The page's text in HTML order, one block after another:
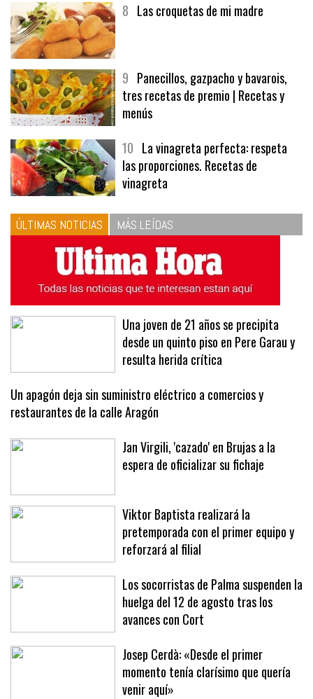
8 Las croquetas de mi madre
9 Panecillos, gazpacho y bavarois,
tres recetas de premio | Recetas y
menús
10 La vinagreta perfecta: respeta
las proporciones. Recetas de
vinagreta
ÚLTIMAS NOTICIAS MÁS LEÍDAS
Una joven de 21 años se precipita
desde un quinto piso en Pere Garau y
resulta herida crítica
Un apagón deja sin suministro eléctrico a comercios y
restaurantes de la calle Aragón
Jan Virgili, 'cazado' en Brujas a la
espera de oficializar su fichaje
Viktor Baptista realizará la
pretemporada con el primer equipo y
reforzará al filial
Los socorristas de Palma suspenden la
huelga del 12 de agosto tras los
avances con Cort
Josep Cerdà: «Desde el primer
momento tenía clarísimo que quería
venir aquí»